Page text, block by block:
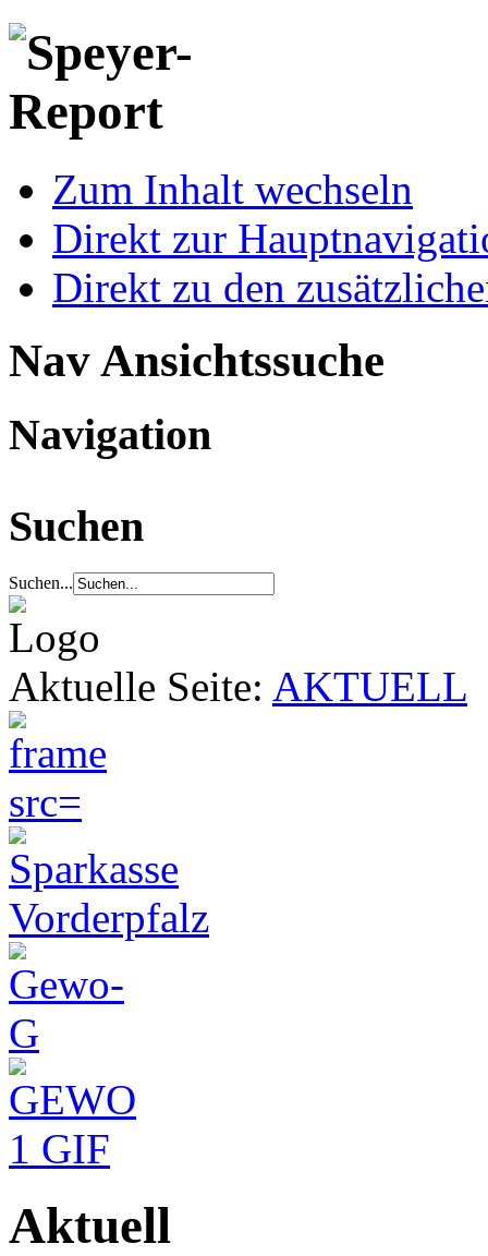
Zum Inhalt wechseln
Direkt zur
Direkt zu den
Nav Ansichtssuche
Navigation
Suchen
Suchen...
Aktuelle Seite: AKTUELL
Aktuell